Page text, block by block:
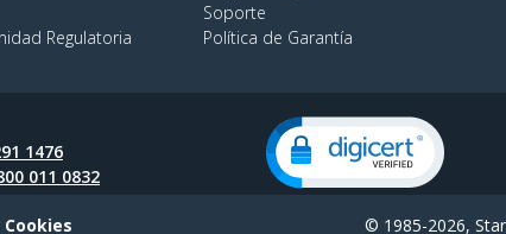
Regulatoria
Soporte
Política de Garantía
1476
011 0832
© 1985-2026,